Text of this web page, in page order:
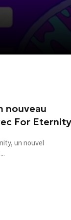
nouveau
For Eternity
un nouvel